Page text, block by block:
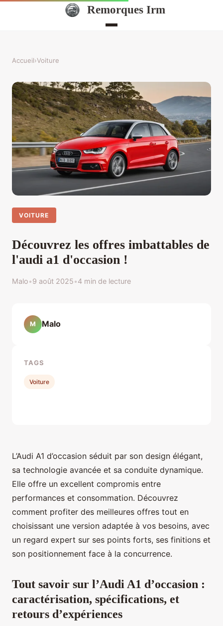
Remorques Irm
Accueil›Voiture
VOITURE
Découvrez les offres imbattables de
l'audi a1 d'occasion !
Malo•9 août 2025•4 min de lecture
L’Audi A1 d’occasion séduit par son design élégant,
sa technologie avancée et sa conduite dynamique.
Elle offre un excellent compromis entre
performances et consommation. Découvrez
comment profiter des meilleures offres tout en
choisissant une version adaptée à vos besoins, avec
un regard expert sur ses points forts, ses finitions et
son positionnement face à la concurrence.
Tout savoir sur l’Audi A1 d’occasion :
caractérisation, spécifications, et
retours d’expériences
M Malo
TAGS
Voiture